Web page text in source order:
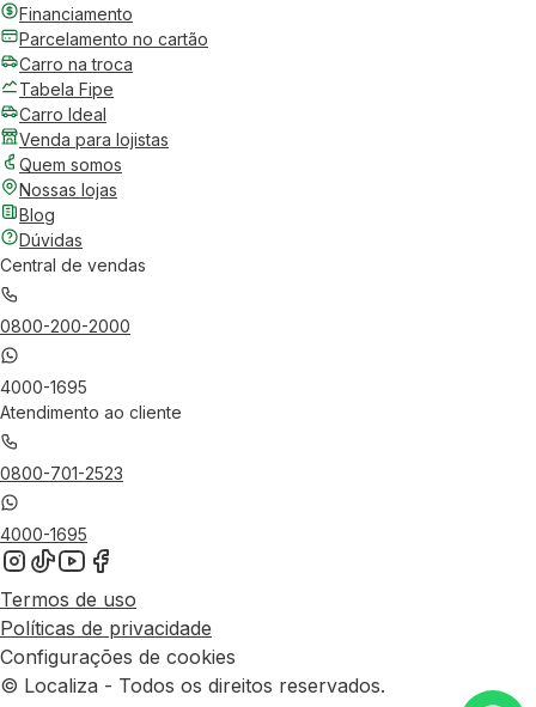
Financiamento
Parcelamento no cartão
Carro na troca
Tabela Fipe
Carro Ideal
Venda para lojistas
Quem somos
Nossas lojas
Blog
Dúvidas
Central de vendas
0800-200-2000
4000-1695
Atendimento ao cliente
0800-701-2523
4000-1695
Termos de uso
Políticas de privacidade
Configurações de cookies
© Localiza - Todos os direitos reservados.